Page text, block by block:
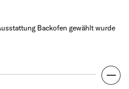
Backofen gewählt wurde